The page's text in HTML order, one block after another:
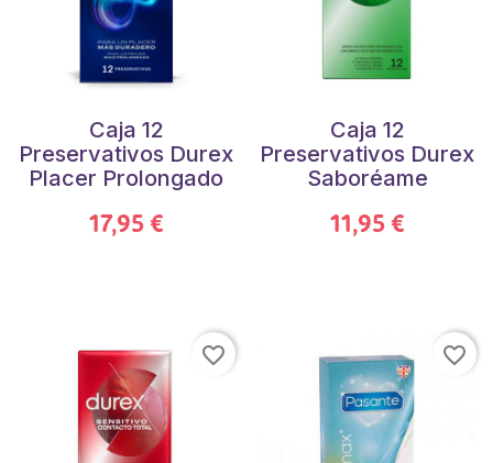
Caja 12
Preservativos Durex
Placer Prolongado
17,95 €
Caja 12
Preservativos Durex
Saboréame
11,95 €
favorite_border favorite_border